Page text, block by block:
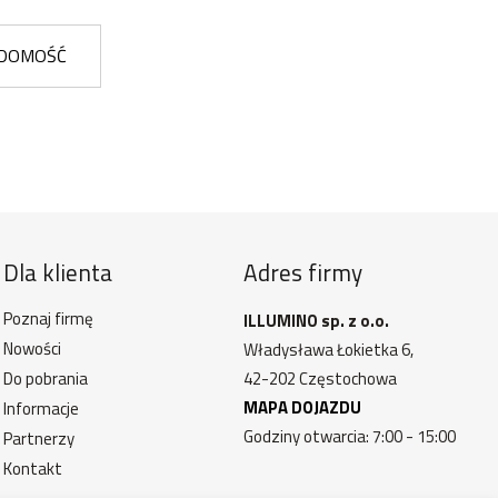
Dla klienta
Poznaj firmę
Nowości
Do pobrania
Informacje
Partnerzy
Kontakt
Adres firmy
ILLUMINO sp. z o.o.
Władysława Łokietka 6,
42-202 Częstochowa
MAPA DOJAZDU
Godziny otwarcia: 7:00 - 15:00